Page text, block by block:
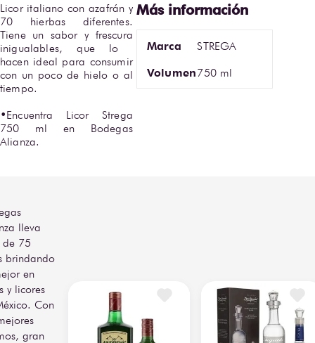
Licor italiano con azafrán y
70 hierbas diferentes.
Tiene un sabor y frescura
inigualables, que lo
hacen ideal para consumir
con un poco de hielo o al
tiempo.
•Encuentra Licor Strega
750 ml en Bodegas
Alianza.
Marca STREGA
Volumen750 ml
lleva
de 75
brindando
en
y licores
Con
gran